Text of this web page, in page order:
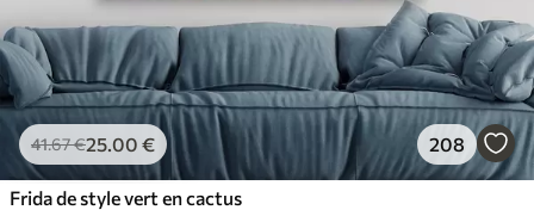
41.67€25.00 € 208
Frida de style vert en cactus